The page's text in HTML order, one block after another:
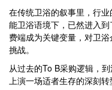
在传统卫浴的叙事里，行
能卫浴语境下，已然进入
费端成为关键变量，对卫
挑战。
从过去的To B采购逻辑，
上演一场适者生存的深刻转